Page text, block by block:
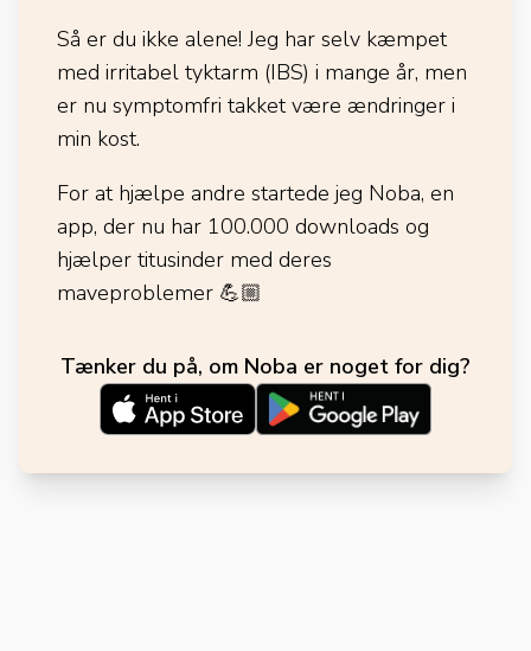
Så er du ikke alene! Jeg har selv kæmpet
med irritabel tyktarm (IBS) i mange år, men
er nu symptomfri takket være ændringer i
min kost.
For at hjælpe andre startede jeg Noba, en
app, der nu har 100.000 downloads og
hjælper titusinder med deres
maveproblemer 💪🏼
Tænker du på, om Noba er noget for dig?